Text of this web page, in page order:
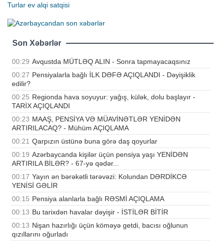
Turlar ev alqi satqisi
Son Xəbərlər
00:29 Avqustda MÜTLƏQ ALIN - Sonra tapmayacaqsınız
00:27 Pensiyalarla bağlı İLK DƏFƏ AÇIQLANDI - Dəyişiklik
edilir?
00:25 Regionda hava soyuyur: yağış, külək, dolu başlayır -
TARİX AÇIQLANDI
00:23 MAAŞ, PENSİYA VƏ MÜAVİNƏTLƏR YENİDƏN
ARTIRILACAQ? - Mühüm AÇIQLAMA
00:21 Qarpızın üstünə buna görə daş qoyurlar
00:19 Azərbaycanda kişilər üçün pensiya yaşı YENİDƏN
ARTIRILA BİLƏR? - 67-yə qədər...
00:17 Yayın ən bərəkətli tərəvəzi: Kolundan DƏRDİKCƏ
YENİSİ GƏLİR
00:15 Pensiya alanlarla bağlı RƏSMİ AÇIQLAMA
00:13 Bu tarixdən havalar dəyişir - İSTİLƏR BİTİR
00:13 Nişan hazırlığı üçün köməyə getdi, bacısı oğlunun
qızıllarını oğurladı